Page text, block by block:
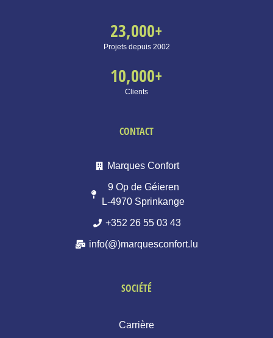
Projets depuis 2002
23,000+
Clients
10,000+
CONTACT
Marques Confort
9 Op de Géieren
L-4970 Sprinkange
+352 26 55 03 43
info(@)marquesconfort.lu
SOCIÉTÉ
Carrière